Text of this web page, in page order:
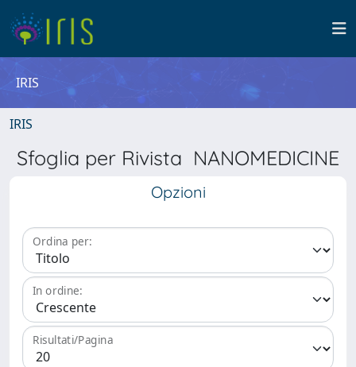
IRIS
IRIS
Sfoglia per Rivista NANOMEDICINE
Opzioni
Ordina per:
In ordine:
Risultati/Pagina